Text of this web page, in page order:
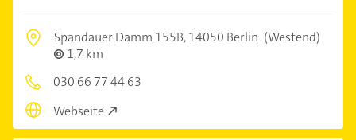
Spandauer Damm 155B,14050 Berlin (Westend)
1,7 km
030 66 77 44 63
Webseite